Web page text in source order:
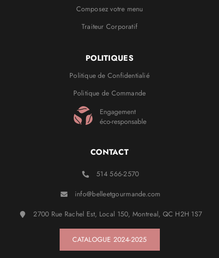
Composez votre menu
Traiteur Corporatif
POLITIQUES
Politique de Confidentialié
Politique de Commande
CONTACT
514 566-2570
info@belleetgourmande.com
2700 Rue Rachel Est, Local 150, Montreal, QC H2H 1S7
CATALOGUE 2024-2025